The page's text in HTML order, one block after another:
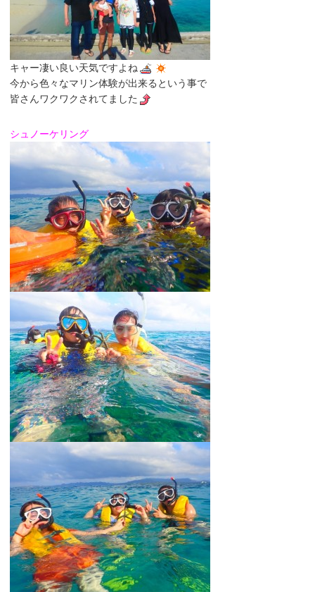
キャー凄い良い天気ですよね
今から色々なマリン体験が出来るという事で
皆さんワクワクされてました
シュノーケリング